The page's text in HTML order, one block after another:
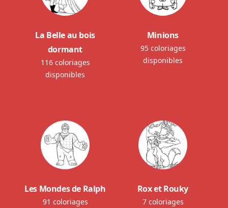
La Belle au bois
dormant
116 coloriages
disponibles
Minions
95 coloriages
disponibles
Les Mondes de Ralph
91 coloriages
Rox et Rouky
7 coloriages